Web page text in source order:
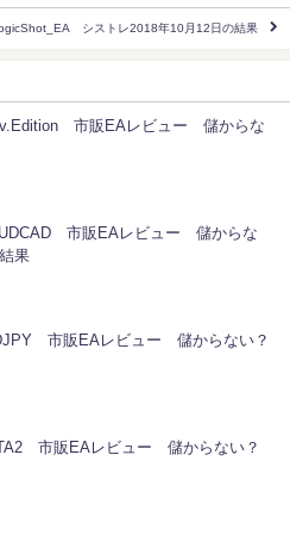
シストレ2018年10月12日の結果
市販EAレビュー 儲からな
市販EAレビュー 儲からな
果
市販EAレビュー 儲からない？
市販EAレビュー 儲からない？